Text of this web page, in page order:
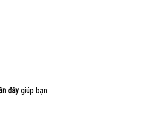
đây giúp bạn: